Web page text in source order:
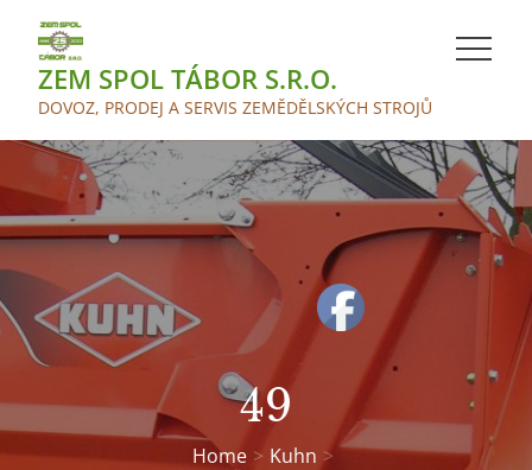
contentZEM SPOL TÁBOR S.R.O.
DOVOZ, PRODEJ A SERVIS ZEMĚDĚLSKÝCH STROJŮ
49
Home
Kuhn